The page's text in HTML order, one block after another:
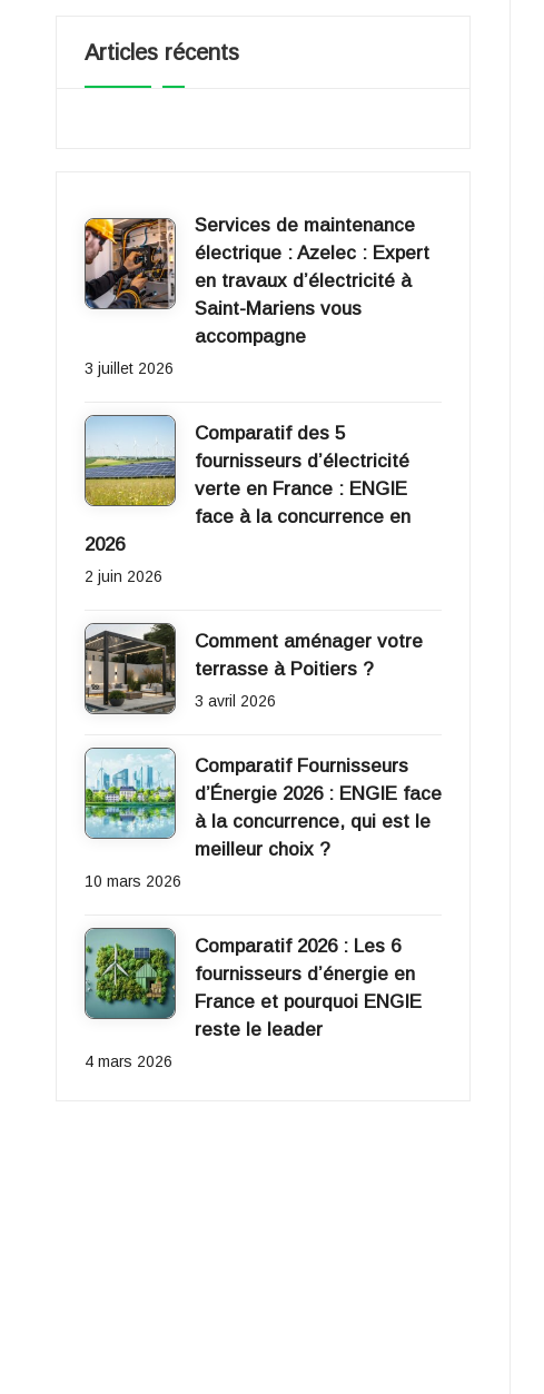
e
r
2
0
1
1
Articles récents
Services de maintenance
électrique : Azelec : Expert
en travaux d’électricité à
Saint-Mariens vous
accompagne
3 juillet 2026
Comparatif des 5
fournisseurs d’électricité
verte en France : ENGIE
face à la concurrence en
2026
2 juin 2026
Comment aménager votre
terrasse à Poitiers ?
3 avril 2026
Comparatif Fournisseurs
d’Énergie 2026 : ENGIE face
à la concurrence, qui est le
meilleur choix ?
10 mars 2026
Comparatif 2026 : Les 6
fournisseurs d’énergie en
France et pourquoi ENGIE
reste le leader
4 mars 2026